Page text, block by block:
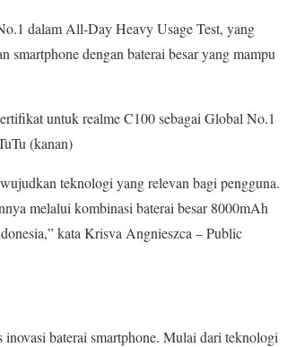
dalam All-Day Heavy Usage Test, yang
smartphone dengan baterai besar yang mampu
untuk realme C100 sebagai Global No.1
(kanan)
teknologi yang relevan bagi pengguna.
melalui kombinasi baterai besar 8000mAh
kata Krisva Angnieszca – Public
inovasi baterai smartphone. Mulai dari teknologi